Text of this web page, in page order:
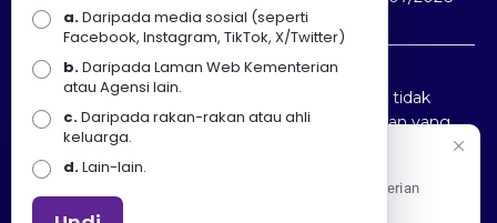
Penafian : Kerajaan Malaysia dan Kementerian
Pelancongan Seni dan Budaya (MOTAC) adalah tidak
bertanggungjawab atas kehilangan atau kerugian yang
disebabkan oleh penggunaan mana-mana maklumat
yang diperolehi dari portal ini.
a.Daripada media sosial (seperti
Facebook, Instagram, TikTok, X/Twitter)
b.Daripada Laman Web Kementerian
atau Agensi lain.
c.Daripada rakan-rakan atau ahli
keluarga.
d.Lain-lain.
Apa Khabar! Selamat datang ke Portal Rasmi Kementerian
Pelancongan, Seni dan Budaya